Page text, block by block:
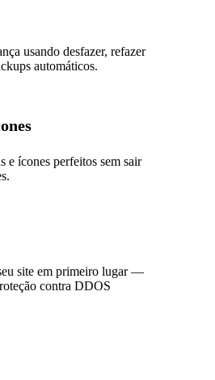
usando desfazer, refazer
automáticos.
e ícones perfeitos sem sair
site em primeiro lugar —
contra DDOS